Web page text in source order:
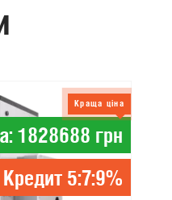
1828688 грн
Кредит 5:7:9%
Краща ціна